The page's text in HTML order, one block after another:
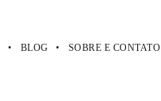
BLOG SOBRE E CONTATO